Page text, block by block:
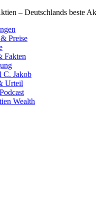
– Deutschlands beste
Preise
Fakten
C. Jakob
Urteil
Wealth